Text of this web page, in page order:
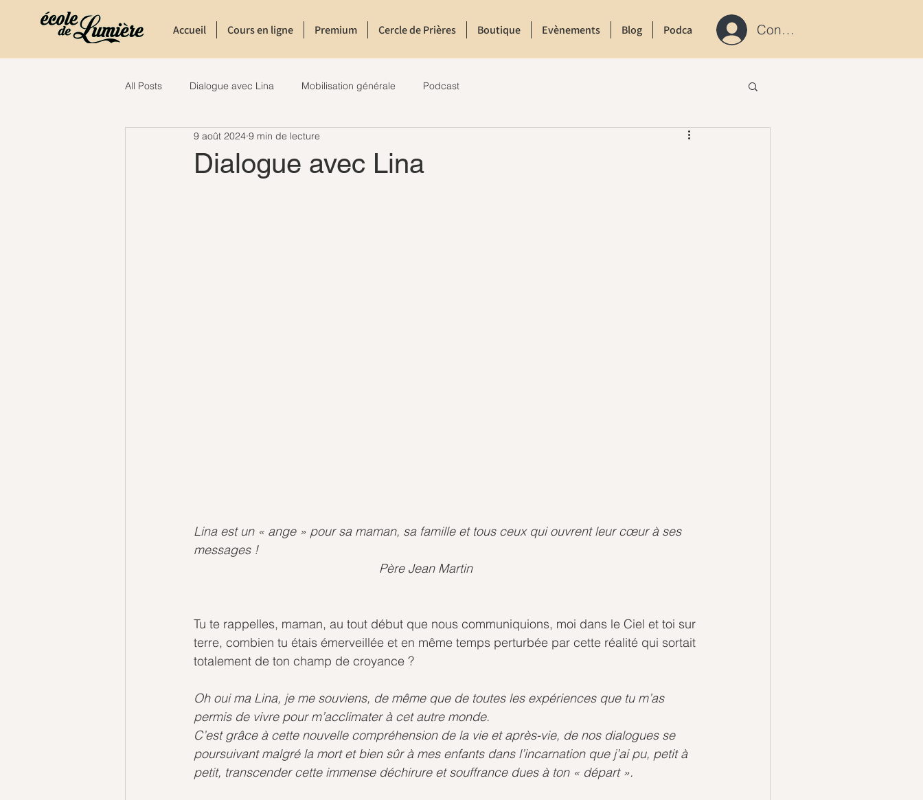
Accueil Cours en ligne Premium Cercle de Prières Boutique Evènements Blog Podcast ContactConnexion / S'inscrire
All Posts Dialogue avec Lina Mobilisation générale Podcast
Dialogue avec Lina
9 août 2024 9 min de lecture
Lina est un « ange » pour sa maman, sa famille et tous ceux qui ouvrent leur cœur à ses
messages !
Père Jean Martin
Tu te rappelles, maman, au tout début que nous communiquions, moi dans le Ciel et toi sur
terre, combien tu étais émerveillée et en même temps perturbée par cette réalité qui sortait
totalement de ton champ de croyance ?
Oh oui ma Lina, je me souviens, de même que de toutes les expériences que tu m’as
permis de vivre pour m’acclimater à cet autre monde.
C’est grâce à cette nouvelle compréhension de la vie et après-vie, de nos dialogues se
poursuivant malgré la mort et bien sûr à mes enfants dans l’incarnation que j’ai pu, petit à
petit, transcender cette immense déchirure et souffrance dues à ton « départ ».